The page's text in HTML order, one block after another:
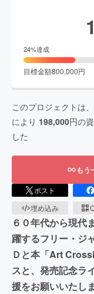
24%達成
目標金額800,000円
このプロジェクトは、
により 198,000円の
した
もう
ポスト
埋め込み
６０年代から現代
躍するフリー・ジ
Ｄと本「Art
スと、発売記念ラ
援をお願いいたし